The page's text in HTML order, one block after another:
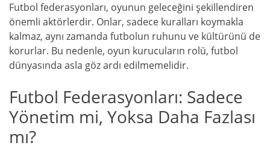
Futbol federasyonları, oyunun geleceğini şekillendiren
önemli aktörlerdir. Onlar, sadece kuralları koymakla
kalmaz, aynı zamanda futbolun ruhunu ve kültürünü de
korurlar. Bu nedenle, oyun kurucuların rolü, futbol
dünyasında asla göz ardı edilmemelidir.
Futbol Federasyonları: Sadece
Yönetim mi, Yoksa Daha Fazlası
mı?